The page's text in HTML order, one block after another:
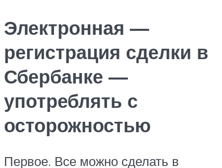
Электронная —
регистрация сделки в
Сбербанке —
употреблять с
осторожностью
Первое. Все можно сделать в